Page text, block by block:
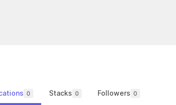
0 Stacks 0 Followers 0